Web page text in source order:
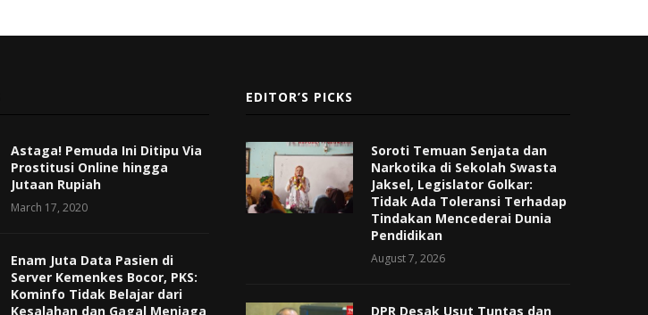
Astaga! Pemuda Ini Ditipu Via
Prostitusi Online hingga
Jutaan Rupiah
March 17, 2020
Enam Juta Data Pasien di
Server Kemenkes Bocor, PKS:
Kominfo Tidak Belajar dari
Kesalahan dan Gagal Menjaga
EDITOR’S PICKS
Soroti Temuan Senjata dan
Narkotika di Sekolah Swasta
Jaksel, Legislator Golkar:
Tidak Ada Toleransi Terhadap
Tindakan Mencederai Dunia
Pendidikan
August 7, 2026
DPR Desak Usut Tuntas dan